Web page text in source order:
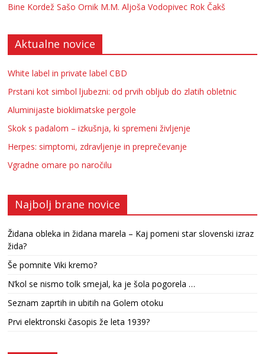
Bine Kordež Sašo Ornik M.M. Aljoša Vodopivec Rok Čakš
Aktualne novice
White label in private label CBD
Prstani kot simbol ljubezni: od prvih obljub do zlatih obletnic
Aluminijaste bioklimatske pergole
Skok s padalom – izkušnja, ki spremeni življenje
Herpes: simptomi, zdravljenje in preprečevanje
Vgradne omare po naročilu
Najbolj brane novice
Židana obleka in židana marela – Kaj pomeni star slovenski izraz
žida?
Še pomnite Viki kremo?
N’kol se nismo tolk smejal, ka je šola pogorela …
Seznam zaprtih in ubitih na Golem otoku
Prvi elektronski časopis že leta 1939?